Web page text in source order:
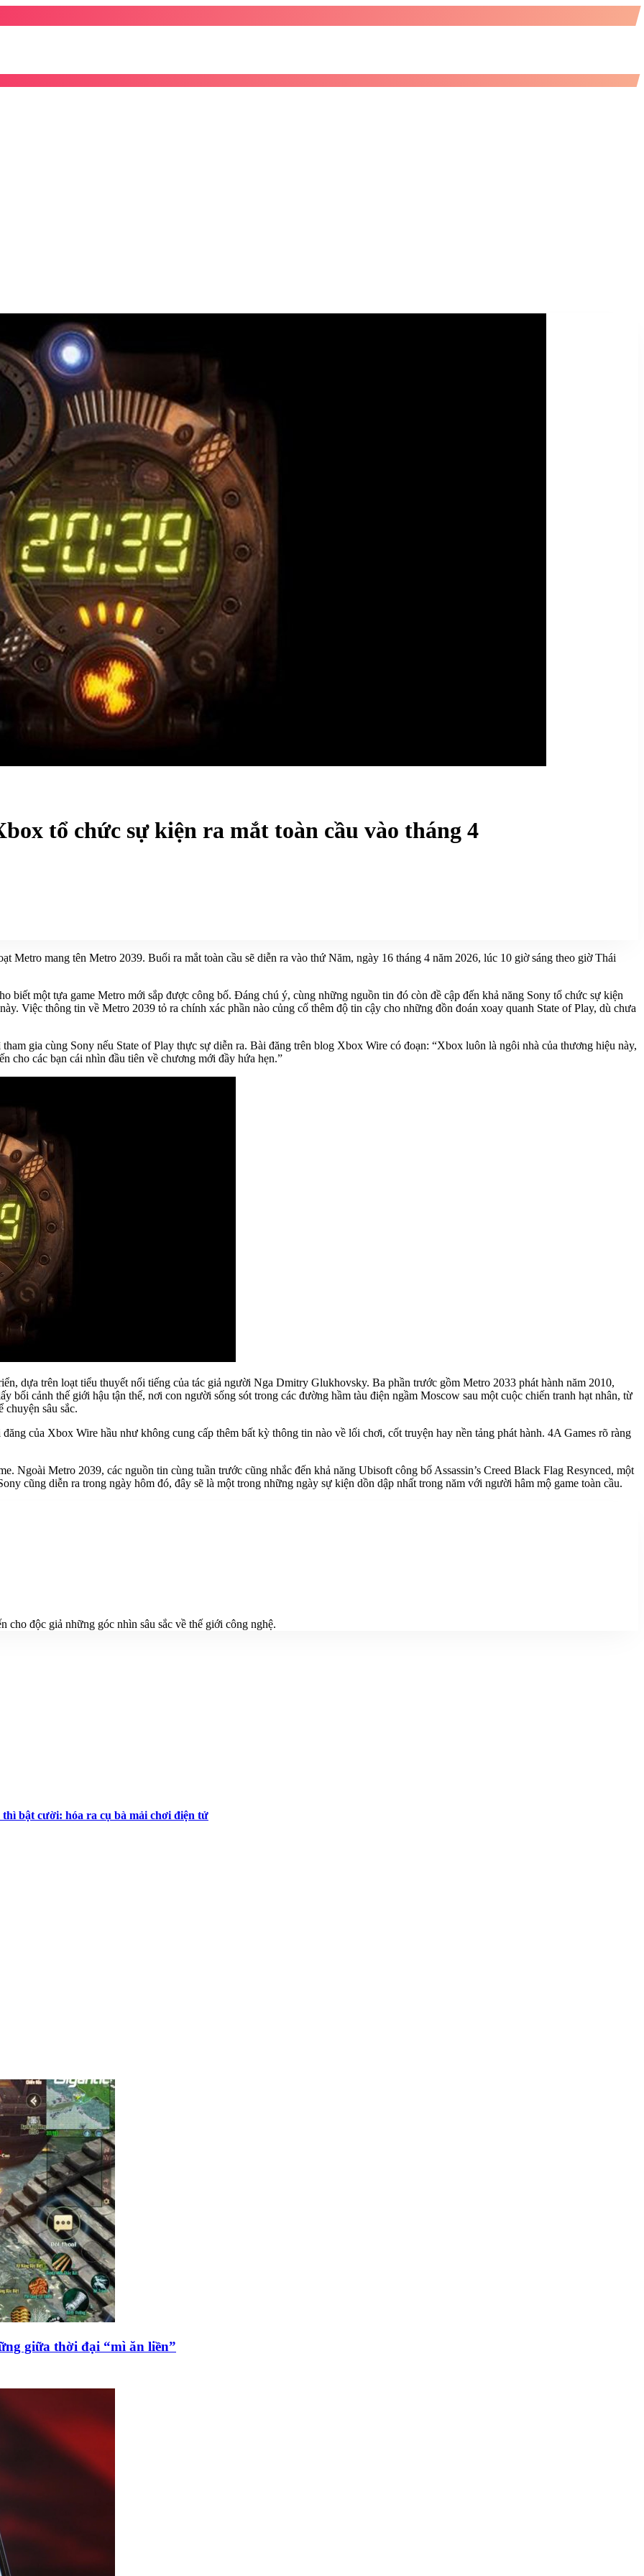
tổ chức sự kiện ra mắt toàn cầu vào tháng 4
Metro mang tên Metro 2039. Buổi ra mắt toàn cầu sẽ diễn ra vào thứ Năm, ngày 16 tháng 4 năm 2026, lúc 10 giờ sáng theo giờ Thái
biết một tựa game Metro mới sắp được công bố. Đáng chú ý, cùng những nguồn tin đó còn đề cập đến khả năng Sony tổ chức sự kiện
Việc thông tin về Metro 2039 tỏ ra chính xác phần nào củng cố thêm độ tin cậy cho những đồn đoán xoay quanh State of Play, dù chưa
gia cùng Sony nếu State of Play thực sự diễn ra. Bài đăng trên blog Xbox Wire có đoạn: “Xbox luôn là ngôi nhà của thương hiệu này,
cho các bạn cái nhìn đầu tiên về chương mới đầy hứa hẹn.”
dựa trên loạt tiểu thuyết nổi tiếng của tác giả người Nga Dmitry Glukhovsky. Ba phần trước gồm Metro 2033 phát hành năm 2010,
bối cảnh thế giới hậu tận thế, nơi con người sống sót trong các đường hầm tàu điện ngầm Moscow sau một cuộc chiến tranh hạt nhân, từ
sâu sắc.
của Xbox Wire hầu như không cung cấp thêm bất kỳ thông tin nào về lối chơi, cốt truyện hay nền tảng phát hành. 4A Games rõ ràng
Ngoài Metro 2039, các nguồn tin cùng tuần trước cũng nhắc đến khả năng Ubisoft công bố Assassin’s Creed Black Flag Resynced, một
cũng diễn ra trong ngày hôm đó, đây sẽ là một trong những ngày sự kiện dồn dập nhất trong năm với người hâm mộ game toàn cầu.
độc giả những góc nhìn sâu sắc về thế giới công nghệ.
thì bật cười: hóa ra cụ bà mải chơi điện tử
giữa thời đại “mì ăn liền”